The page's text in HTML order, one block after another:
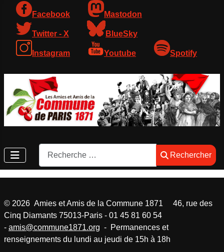
Facebook Mastodon
Twitter - X BlueSky
Instagram Youtube Spotify
Rechercher
Rechercher
© 2026 Amies et Amis de la Commune 1871 46, rue des
Cinq Diamants 75013-Paris - 01 45 81 60 54
- amis@commune1871.org - Permanences et
renseignements du lundi au jeudi de 15h à 18h